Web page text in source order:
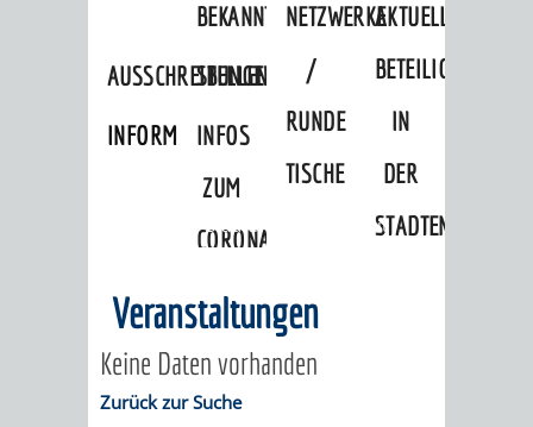
BEKANNTMACHUNGEN
AUSSCHREIBUNGEN
INFORMATIONSPFLICHTEN
STELLENANGEBOTE
INFOS
ZUM
CORONAVIRUS
INFOS
ZUR
UKRAINE
NETZWERKE
/
RUNDE
TISCHE
AKTUELLE
BETEILIGUNGEN
IN
DER
UNSERE STADT
»Stadtthemen Freizeit
Veranstaltungen
Keine Daten vorhanden
Zurück zur Suche